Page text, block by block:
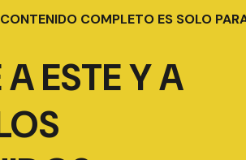
COMPLETO ES SOLO
ESTE Y A